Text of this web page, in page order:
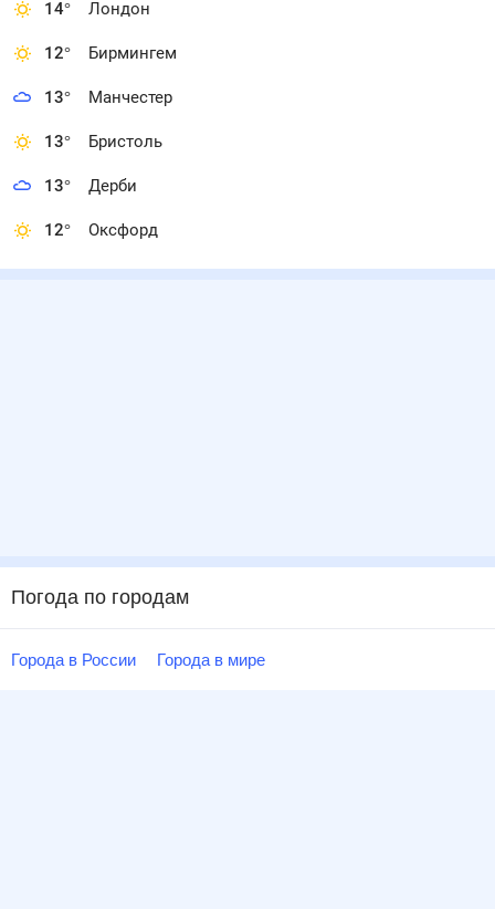
14° Лондон
12° Бирмингем
13° Манчестер
13° Бристоль
13° Дерби
12° Оксфорд
Погода по городам
Города в России Города в мире